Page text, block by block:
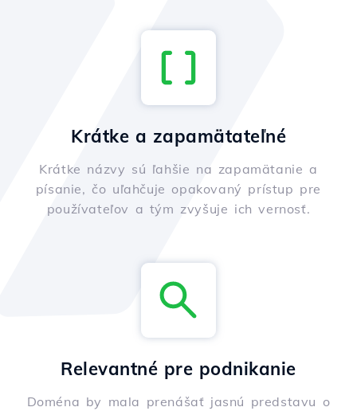
Krátke a zapamätateľné
Krátke názvy sú ľahšie na zapamätanie a
písanie, čo uľahčuje opakovaný prístup pre
používateľov a tým zvyšuje ich vernosť.
Relevantné pre podnikanie
Doména by mala prenášať jasnú predstavu o